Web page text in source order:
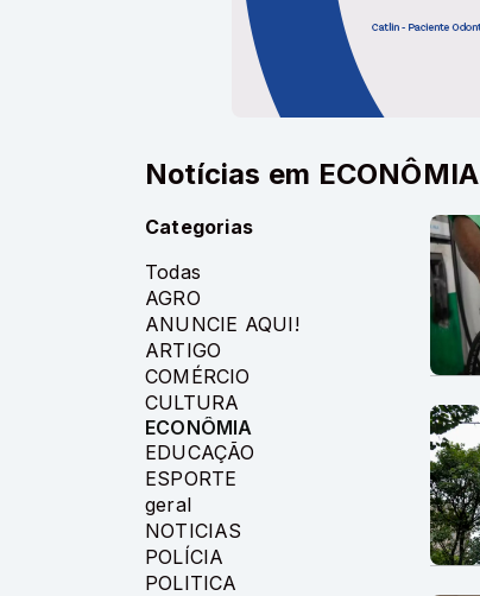
Notícias em ECONÔMIA
Categorias
Todas
AGRO
ANUNCIE AQUI!
ARTIGO
COMÉRCIO
CULTURA
ECONÔMIA
EDUCAÇÃO
ESPORTE
geral
NOTICIAS
POLÍCIA
POLITICA